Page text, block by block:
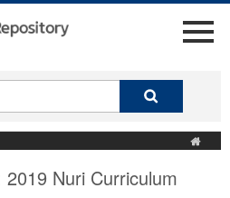
Nuri Curriculum